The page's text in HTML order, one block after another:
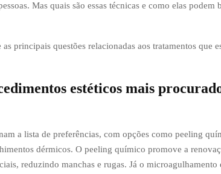
Mas quais são essas técnicas e como elas podem
principais questões relacionadas aos tratamentos que
estéticos mais
a lista de preferências, com opções como peeling
dérmicos. O peeling químico promove a
reduzindo manchas e rugas. Já o microagulhamento